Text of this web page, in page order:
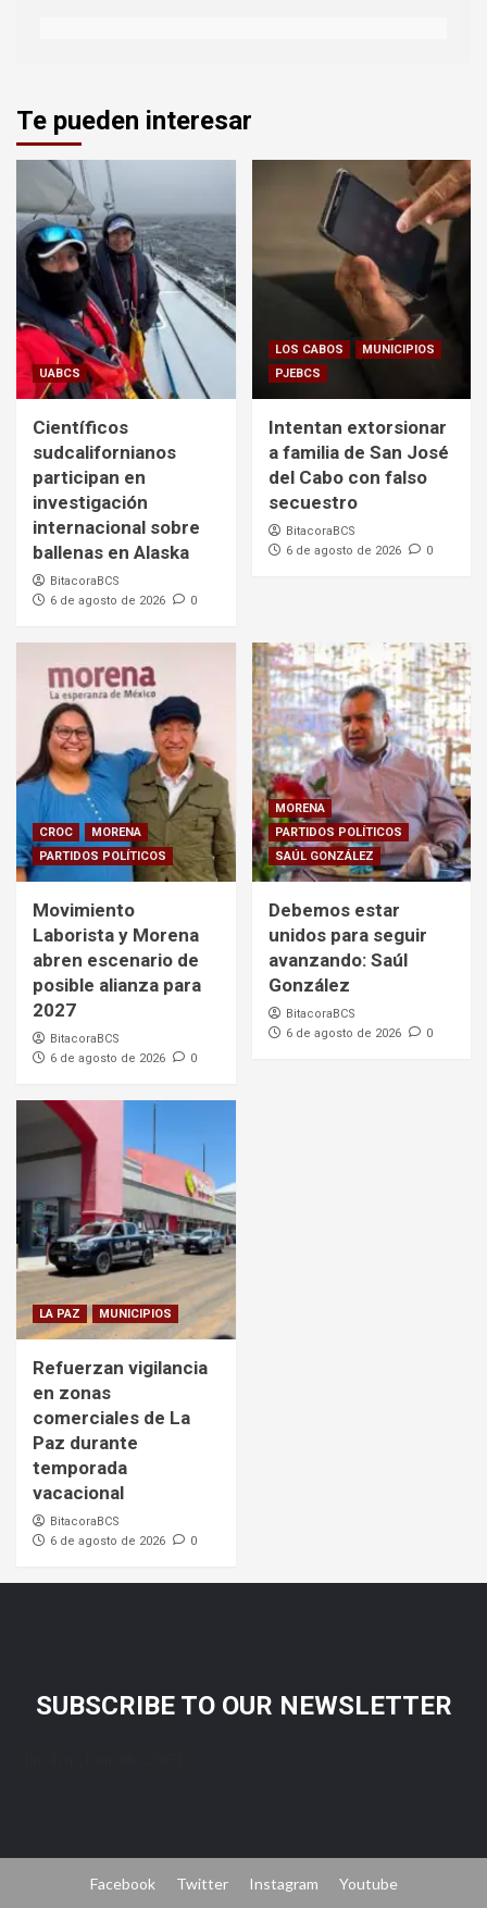
Te pueden interesar
UABCS
Científicos
sudcalifornianos
participan en
investigación
internacional sobre
ballenas en Alaska
BitacoraBCS
6 de agosto de 2026
0
LOS CABOS
MUNICIPIOS
PJEBCS
Intentan extorsionar
a familia de San José
del Cabo con falso
secuestro
BitacoraBCS
6 de agosto de 2026
0
CROC
MORENA
PARTIDOS POLÍTICOS
Movimiento
Laborista y Morena
abren escenario de
posible alianza para
2027
BitacoraBCS
6 de agosto de 2026
0
MORENA
PARTIDOS POLÍTICOS
SAÚL GONZÁLEZ
Debemos estar
unidos para seguir
avanzando: Saúl
González
BitacoraBCS
6 de agosto de 2026
0
LA PAZ MUNICIPIOS
Refuerzan vigilancia
en zonas
comerciales de La
Paz durante
temporada
vacacional
BitacoraBCS
6 de agosto de 2026
0
SUBSCRIBE TO OUR NEWSLETTER
Facebook Twitter Instagram Youtube